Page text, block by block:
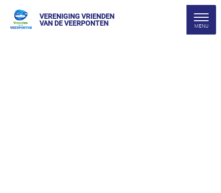
VERENIGING VRIENDEN
VAN DE VEERPONTEN